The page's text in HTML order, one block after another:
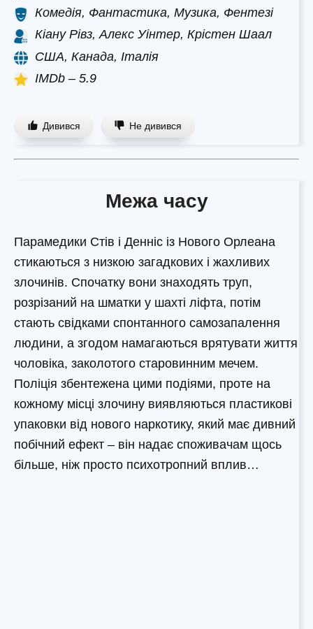
Комедія, Фантастика, Музика, Фентезі
Кіану Рівз, Алекс Уінтер, Крістен Шаал
США, Канада, Італія
IMDb – 5.9
Дивився Не дивився
Межа часу
Парамедики Стів і Денніс із Нового Орлеана
стикаються з низкою загадкових і жахливих
злочинів. Спочатку вони знаходять труп,
розрізаний на шматки у шахті ліфта, потім
стають свідками спонтанного самозапалення
людини, а згодом намагаються врятувати життя
чоловіка, заколотого старовинним мечем.
Поліція збентежена цими подіями, проте на
кожному місці злочину виявляються пластикові
упаковки від нового наркотику, який має дивний
побічний ефект – він надає споживачам щось
більше, ніж просто психотропний вплив…